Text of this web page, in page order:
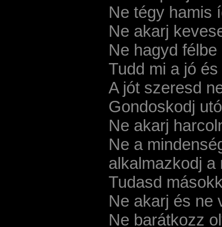
Ne tégy hamis
Ne akarj
Ne hagyd félbe
Tudd mi a jó
A jót szeresd
Gondoskodj
Ne akarj
Ne a
alkalmazkodj a
Tudasd
Ne akarj és ne
Ne barátkozz